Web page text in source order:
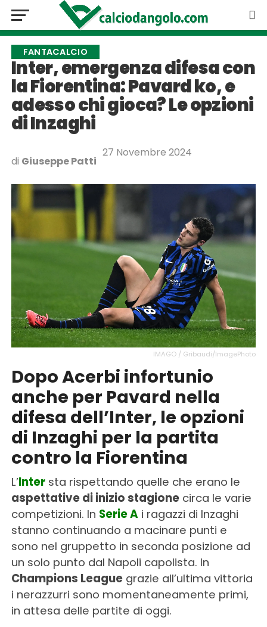
FANTACALCIO
Inter, emergenza difesa con
la Fiorentina: Pavard ko, e
adesso chi gioca? Le opzioni
di Inzaghi
di Giuseppe Patti
27 Novembre 2024
IMAGO / Gribaudi/ImagePhoto
Dopo Acerbi infortunio
anche per Pavard nella
difesa dell’Inter, le opzioni
di Inzaghi per la partita
contro la Fiorentina
L’Intersta rispettando quelle che erano le
aspettative di inizio stagionecirca le varie
competizioni. In Serie A i ragazzi di Inzaghi
stanno continuando a macinare punti e
sono nel gruppetto in seconda posizione ad
un solo punto dal Napoli capolista. In
Champions Leaguegrazie all’ultima vittoria
i nerazzurri sono momentaneamente primi,
in attesa delle partite di oggi.